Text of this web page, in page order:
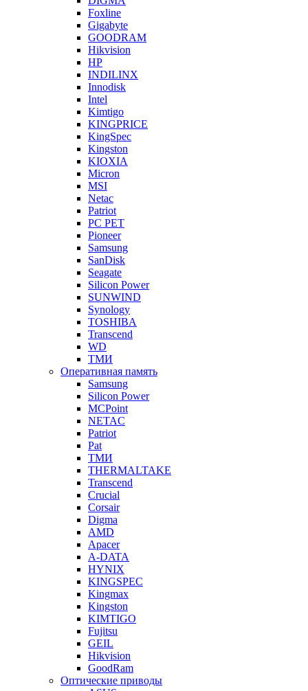
Foxline
Gigabyte
GOODRAM
Hikvision
HP
INDILINX
Innodisk
Intel
Kimtigo
KINGPRICE
KingSpec
Kingston
KIOXIA
Micron
MSI
Netac
Patriot
PC PET
Pioneer
Samsung
SanDisk
Seagate
Silicon Power
SUNWIND
Synology
TOSHIBA
Transcend
WD
ТМИ
Оперативная память
Samsung
Silicon Power
MCPoint
NETAC
Patriot
Pat
ТМИ
THERMALTAKE
Transcend
Crucial
Corsair
Digma
AMD
Apacer
A-DATA
HYNIX
KINGSPEC
Kingmax
Kingston
KIMTIGO
Fujitsu
GEIL
Hikvision
GoodRam
Оптические приводы